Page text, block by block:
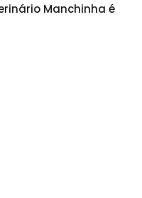
Manchinha é